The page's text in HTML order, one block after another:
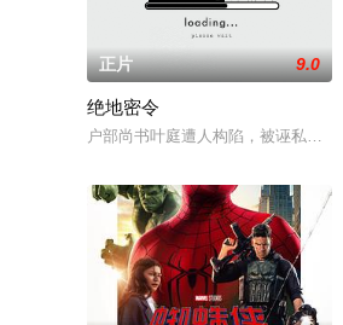
正片 9.0
绝地密令
户部尚书叶庭遭人构陷，被诬私贪